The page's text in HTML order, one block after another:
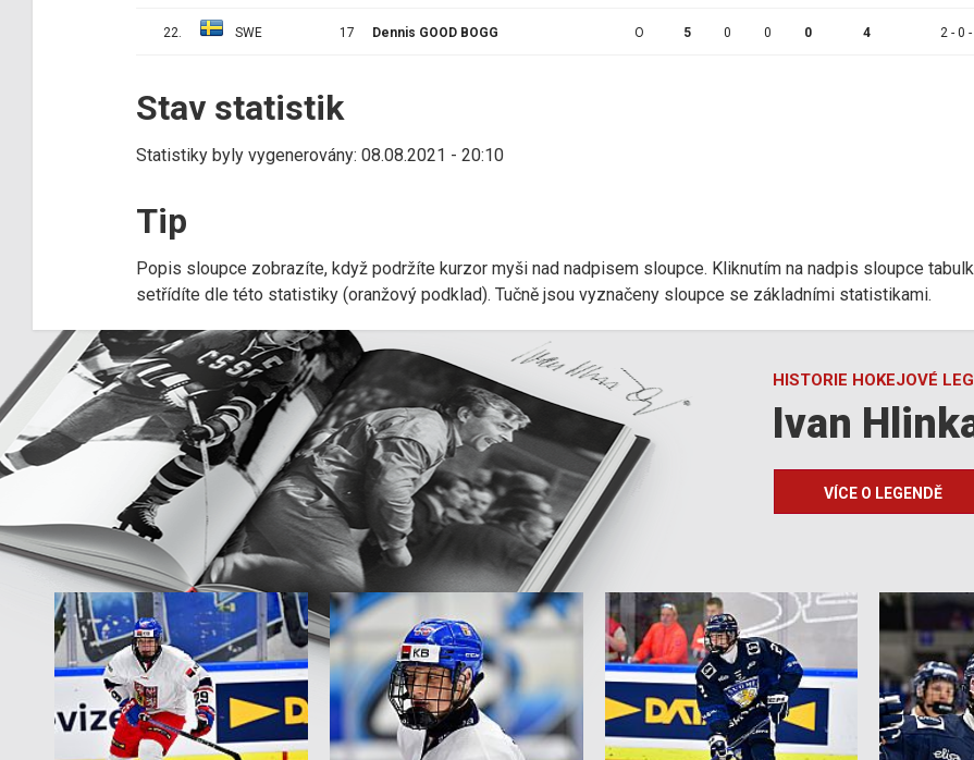
22. SWE 17 Dennis GOOD BOGG O 5 0 0 0 4 2 - 0
Stav statistik
Statistiky byly vygenerovány: 08.08.2021 - 20:10
Tip
Popis sloupce zobrazíte, když podržíte kurzor myši nad nadpisem sloupce. Kliknutím na nadpis sloupce
setřídíte dle této statistiky (oranžový podklad). Tučně jsou vyznačeny sloupce se základními statistikami.
HISTORIE HOKEJOVÉ
Ivan
VÍCE O LEGENDĚ